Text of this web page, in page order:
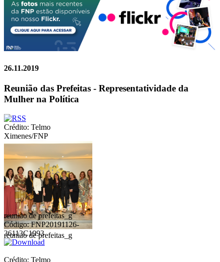
26.11.2019
Reunião das Prefeitas - Representatividade da
Mulher na Política
Crédito: Telmo
Ximenes/FNP
reuniao de prefeitas_g
reuniao de prefeitas_g
Código: FNP20191126-
36113C1993
Crédito: Telmo